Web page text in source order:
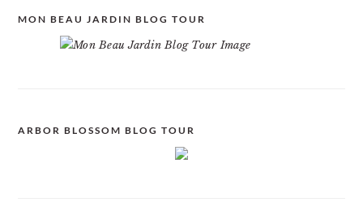
MON BEAU JARDIN BLOG TOUR
ARBOR BLOSSOM BLOG TOUR